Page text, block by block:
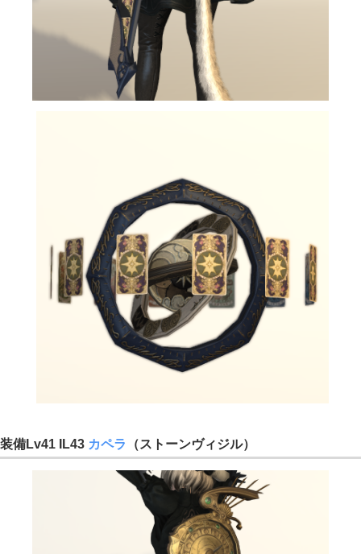
装備Lv41 IL43 カペラ （ストーンヴィジル）